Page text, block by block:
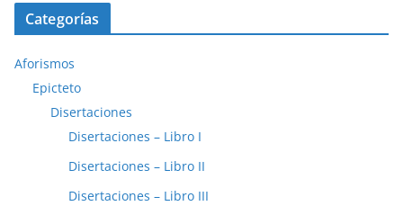
Categorías
Aforismos
Epicteto
Disertaciones
Disertaciones – Libro I
Disertaciones – Libro II
Disertaciones – Libro III